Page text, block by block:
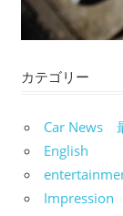
カテゴリー
Car News
English
Impression